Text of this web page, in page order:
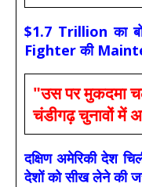
$1.7 Trillion का
Fighter की
"उस पर मुकदमा
चंडीगढ़ चुनावों में
दक्षिण अमेरिकी देश
देशों को सीख लेने की